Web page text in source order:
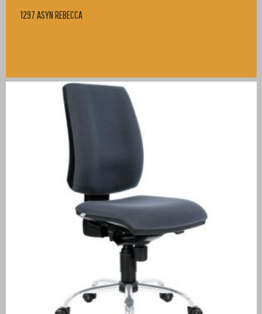
1297 ASYN REBECCA